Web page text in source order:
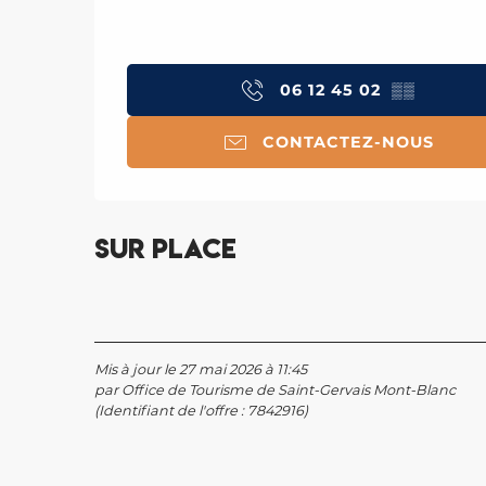
06 12 45 02 ▒▒
CONTACTEZ-NOUS
Sur place
Mis à jour le 27 mai 2026 à 11:45
par Office de Tourisme de Saint-Gervais Mont-Blanc
(Identifiant de l'offre : 7842916)